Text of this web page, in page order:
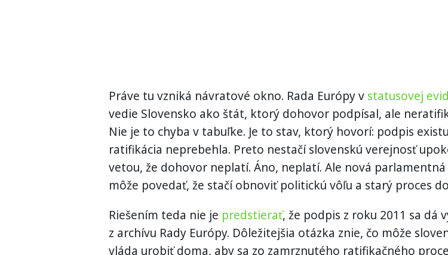
Práve tu vzniká návratové okno. Rada Európy v statusovej
vedie Slovensko ako štát, ktorý dohovor podpísal, ale
Nie je to chyba v tabuľke. Je to stav, ktorý hovorí: podpis
ratifikácia neprebehla. Preto nestačí slovenskú verejnosť
vetou, že dohovor neplatí. Áno, neplatí. Ale nová parlamentná
môže povedať, že stačí obnoviť politickú vôľu a starý proces
Riešením teda nie je predstierať, že podpis z roku 2011 sa dá
z archívu Rady Európy. Dôležitejšia otázka znie, čo môže
vláda urobiť doma, aby sa zo zamrznutého ratifikačného